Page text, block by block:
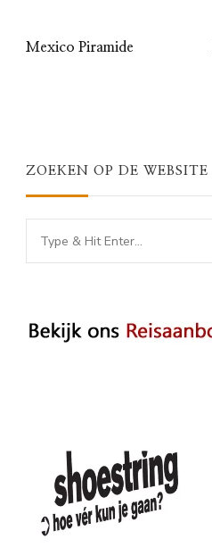
Mexico Piramide
ZOEKEN OP DE WEBSITE
Looking
for